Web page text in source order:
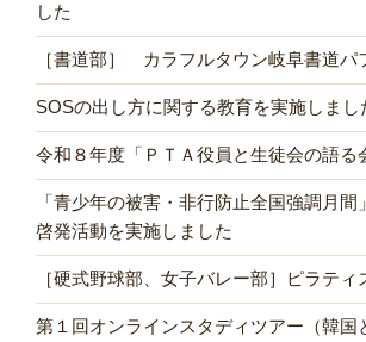
した
［書道部］ カラフルタウン岐阜書道パ
SOSの出し方に関する教育を実施しまし
令和８年度「ＰＴＡ役員と生徒会の語る
「青少年の被害・非行防止全国強調月
啓発活動を実施しました
［硬式野球部、女子バレー部］ピラティ
第１回オンラインスタディツアー（韓国